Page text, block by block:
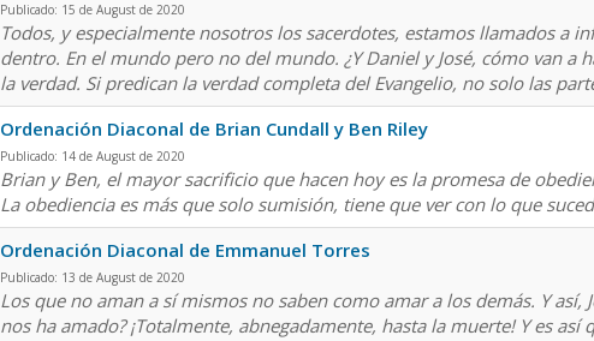
Publicado: 15 de August de 2020
Todos, y especialmente nosotros los sacerdotes, estamos llamados a
dentro. En el mundo pero no del mundo. ¿Y Daniel y José, cómo van a
la verdad. Si predican la verdad completa del Evangelio, no solo las
Ordenación Diaconal de Brian Cundall y Ben Riley
Publicado: 14 de August de 2020
Brian y Ben, el mayor sacrificio que hacen hoy es la promesa de
La obediencia es más que solo sumisión, tiene que ver con lo que
Ordenación Diaconal de Emmanuel Torres
Publicado: 13 de August de 2020
Los que no aman a sí mismos no saben como amar a los demás. Y así,
nos ha amado? ¡Totalmente, abnegadamente, hasta la muerte! Y es